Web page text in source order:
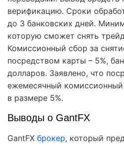
верификацию. Сроки
до 3 банковских дней.
которую сможет снять
Комиссионный сбор за
посредством карты – 5%,
долларов. Заявлено, что
ежемесячный комиссионный
в размере 5%.
Выводы о GantFX
GantFX брокер, который